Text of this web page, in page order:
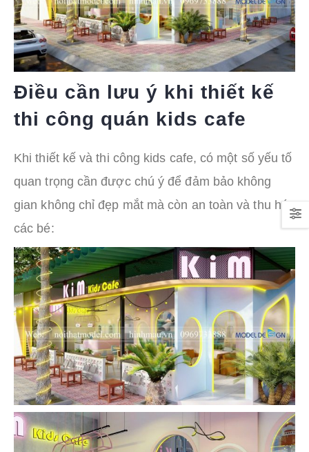
Điều cần lưu ý khi thiết kế
thi công quán kids cafe
Khi thiết kế và thi công kids cafe, có một số yếu tố
quan trọng cần được chú ý để đảm bảo không
gian không chỉ đẹp mắt mà còn an toàn và thu hút
các bé: